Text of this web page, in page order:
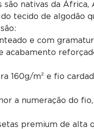
são nativas da África,
tecido de algodão
e com
160g/m² e fio
a numeração do
premium de alta